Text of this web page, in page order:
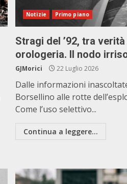
Notizie Primo piano
Stragi del ’92, tra
orologeria. Il nodo
GJMorici 22 Luglio 2026
Dalle informazioni
Borsellino alle rotte
Come l’uso selettivo...
Continua a leggere...